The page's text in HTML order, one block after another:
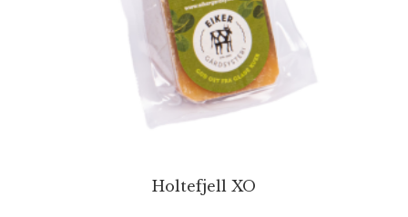
Holtefjell XO